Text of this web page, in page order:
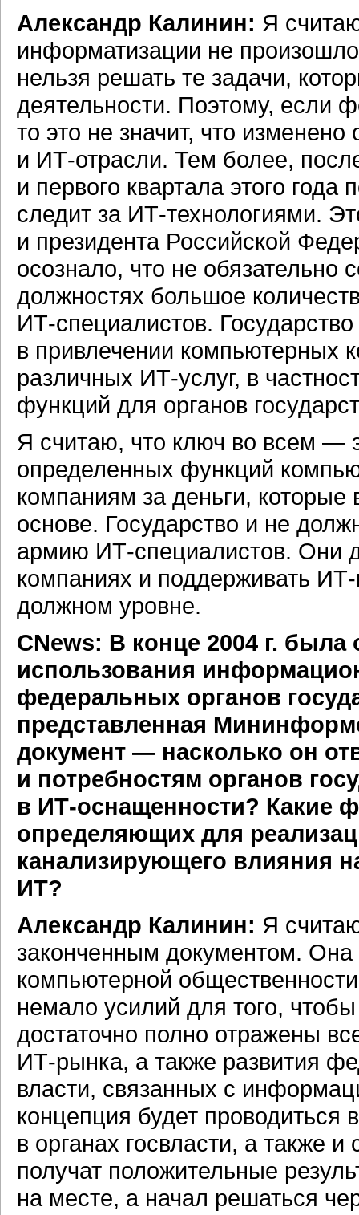
Александр Калинин: Я
информатизации не
нельзя решать те задачи,
деятельности. Поэтому, если
то это не значит, что
и ИТ-отрасли. Тем более,
и первого квартала этого года
следит за ИТ-технологиями.
и президента Российской
осознало, что не обязательно
должностях большое
ИТ-специалистов.
в привлечении компьютерных
различных ИТ-услуг, в
функций для органов
Я считаю, что ключ во всем —
определенных функций
компаниям за деньги, которые
основе. Государство и не
армию ИТ-специалистов. Они
компаниях и поддерживать ИТ-
должном уровне.
CNews: В конце 2004 г.
использования
федеральных органов
представленная
документ — насколько он
и потребностям органов
в ИТ-оснащенности? Какие
определяющих для
канализирующего влияния
ИТ?
Александр Калинин: Я
законченным документом.
компьютерной
немало усилий для того,
достаточно полно отражены
ИТ-рынка, а также развития
власти, связанных с
концепция будет
в органах госвласти, а также
получат положительные
на месте, а начал решаться